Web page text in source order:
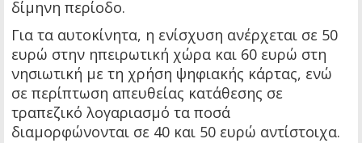
δίμηνη περίοδο.
Για τα αυτοκίνητα, η ενίσχυση ανέρχεται σε 50
ευρώ στην ηπειρωτική χώρα και 60 ευρώ στη
νησιωτική με τη χρήση ψηφιακής κάρτας, ενώ
σε περίπτωση απευθείας κατάθεσης σε
τραπεζικό λογαριασμό τα ποσά
διαμορφώνονται σε 40 και 50 ευρώ αντίστοιχα.